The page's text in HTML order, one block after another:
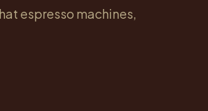
espresso machines,